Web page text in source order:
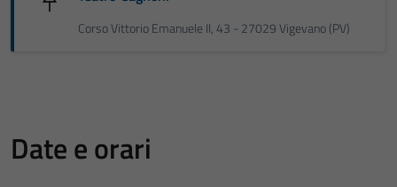
Corso Vittorio Emanuele II, 43 - 27029 Vigevano (PV)
Date e orari
funzionamento
del sito e non